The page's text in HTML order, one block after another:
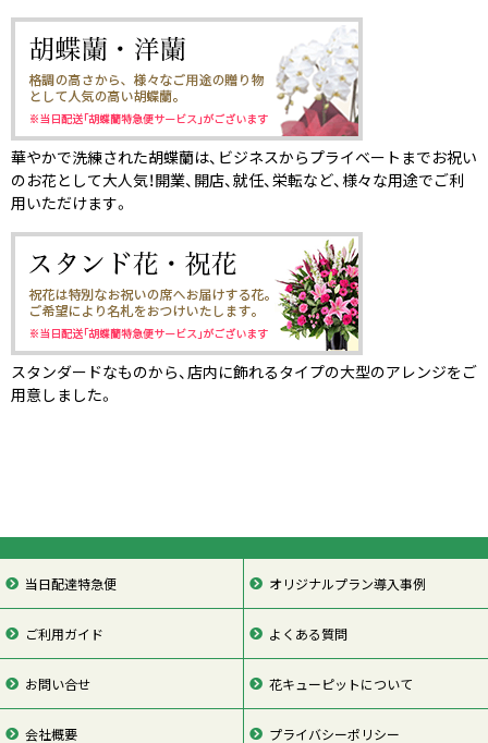
華やかで洗練された胡蝶蘭は、ビジネスからプライベートまでお祝い
のお花として大人気！開業、開店、就任、栄転など、様々な用途でご利
用いただけます。
スタンダードなものから、店内に飾れるタイプの大型のアレンジをご
用意しました。
当日配達特急便 オリジナルプラン導入事例
ご利用ガイド よくある質問
お問い合せ 花キューピットについて
会社概要 プライバシーポリシー